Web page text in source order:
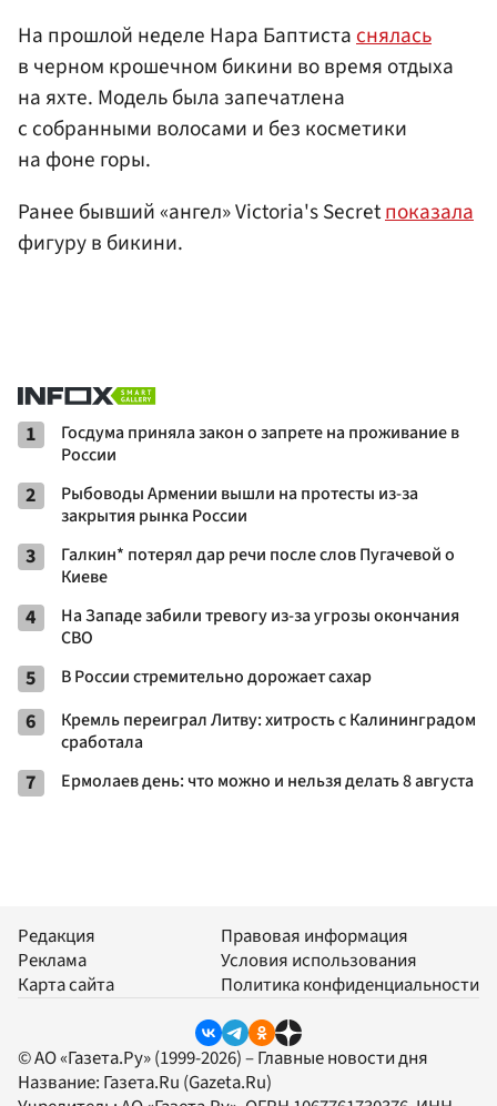
На прошлой неделе Нара Баптистаснялась
в черном крошечном бикини во время отдыха
на яхте. Модель была запечатлена
с собранными волосами и без косметики
на фоне горы.
Ранее бывший «ангел» Victoria's Secretпоказала
фигуру в бикини.
1
Госдума приняла закон о запрете на проживание в
России
2
Рыбоводы Армении вышли на протесты из-за
закрытия рынка России
3
Галкин* потерял дар речи после слов Пугачевой о
Киеве
4
На Западе забили тревогу из-за угрозы окончания
СВО
5 В России стремительно дорожает сахар
6
Кремль переиграл Литву: хитрость с Калининградом
сработала
7 Ермолаев день: что можно и нельзя делать 8 августа
Редакция
Реклама
Карта сайта
Правовая информация
Условия использования
Политика конфиденциальности
© АО «Газета.Ру» (1999-2026) – Главные новости дня
Название: Газета.Ru (Gazeta.Ru)